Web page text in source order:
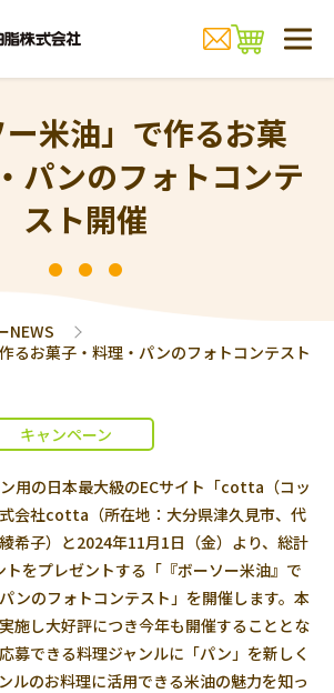
ー米油」で作るお菓
パンのフォトコンテ
スト開催
NEWS
るお菓子・料理・パンのフォトコンテスト
キャンペーン
用の日本最大級のECサイト「cotta（コッ
会社cotta（所在地：大分県津久見市、代
希子）と2024年11月1日（金）より、総計
をプレゼントする「『ボーソー米油』で
ンのフォトコンテスト」を開催します。本
施し大好評につき今年も開催することとな
募できる料理ジャンルに「パン」を新しく
ルのお料理に活用できる米油の魅力を知っ